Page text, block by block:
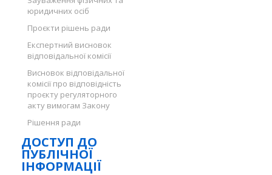
юридичних осіб
Проєкти рішень ради
Експертний висновок
відповідальної комісії
Висновок відповідальної
комісії про відповідність
проєкту регуляторного
акту вимогам Закону
Рішення ради
ДОСТУП ДО
ПУБЛІЧНОЇ
ІНФОРМАЦІЇ